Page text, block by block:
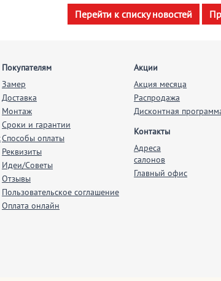
Перейти к списку новостей
Покупателям
Замер
Доставка
Монтаж
Сроки и гарантии
Способы оплаты
Реквизиты
Идеи/Советы
Отзывы
Пользовательское соглашение
Оплата онлайн
Акции
Акция месяца
Распродажа
Дисконтная
Контакты
Адреса
салонов
Главный офис